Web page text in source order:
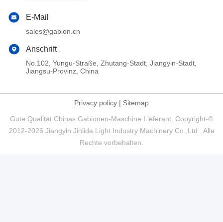
E-Mail
sales@gabion.cn
Anschrift
No.102, Yungu-Straße, Zhutang-Stadt, Jiangyin-Stadt,
Jiangsu-Provinz, China
Privacy policy | Sitemap
Gute Qualität Chinas Gabionen-Maschine Lieferant. Copyright-©
2012-2026 Jiangyin Jinlida Light Industry Machinery Co.,Ltd . Alle
Rechte vorbehalten.